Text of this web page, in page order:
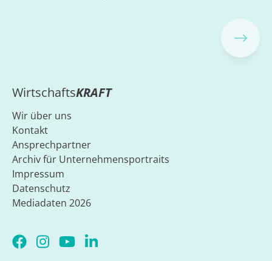
WirtschaftsKRAFT
Wir über uns
Kontakt
Ansprechpartner
Archiv für Unternehmensportraits
Impressum
Datenschutz
Mediadaten 2026